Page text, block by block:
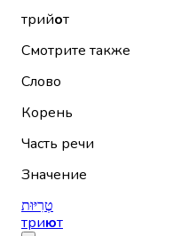
трийот
Смотрите также
Слово
Корень
Часть речи
Значение
טְרִיּוּת
триют